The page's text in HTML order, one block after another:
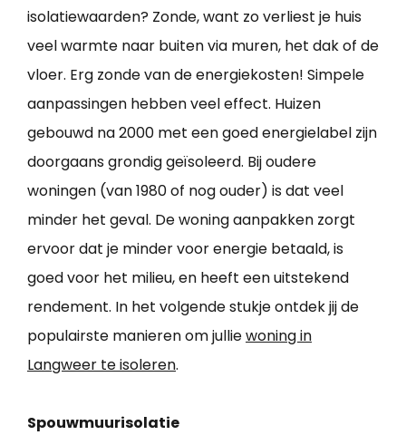
isolatiewaarden? Zonde, want zo verliest je huis
veel warmte naar buiten via muren, het dak of de
vloer. Erg zonde van de energiekosten! Simpele
aanpassingen hebben veel effect. Huizen
gebouwd na 2000 met een goed energielabel zijn
doorgaans grondig geïsoleerd. Bij oudere
woningen (van 1980 of nog ouder) is dat veel
minder het geval. De woning aanpakken zorgt
ervoor dat je minder voor energie betaald, is
goed voor het milieu, en heeft een uitstekend
rendement. In het volgende stukje ontdek jij de
populairste manieren om julliewoning in
Langweer te isoleren.
Spouwmuurisolatie